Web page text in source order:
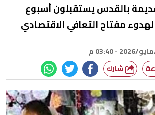
بالقدس يستقبلون أسبوع
مفتاح التعافي الاقتصادي